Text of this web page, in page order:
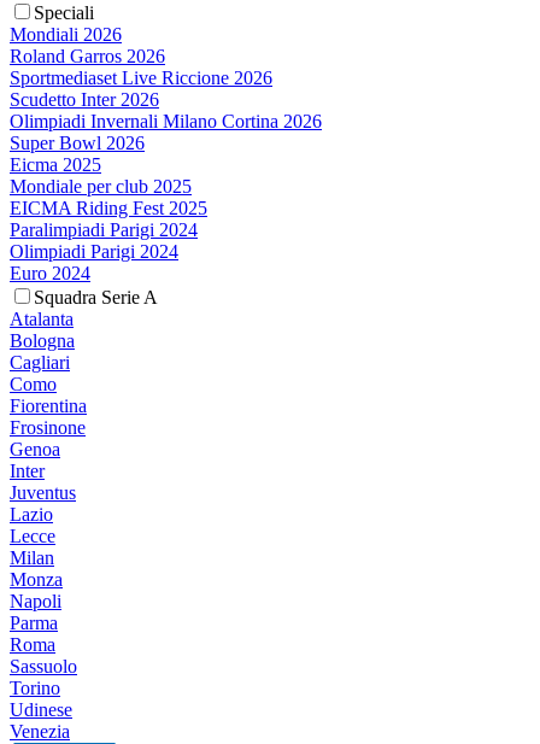
Speciali
Mondiali 2026
Roland Garros 2026
Sportmediaset Live Riccione 2026
Scudetto Inter 2026
Olimpiadi Invernali Milano Cortina 2026
Super Bowl 2026
Eicma 2025
Mondiale per club 2025
EICMA Riding Fest 2025
Paralimpiadi Parigi 2024
Olimpiadi Parigi 2024
Euro 2024
Squadra Serie A
Atalanta
Bologna
Cagliari
Como
Fiorentina
Frosinone
Genoa
Inter
Juventus
Lazio
Lecce
Milan
Monza
Napoli
Parma
Roma
Sassuolo
Torino
Udinese
Venezia